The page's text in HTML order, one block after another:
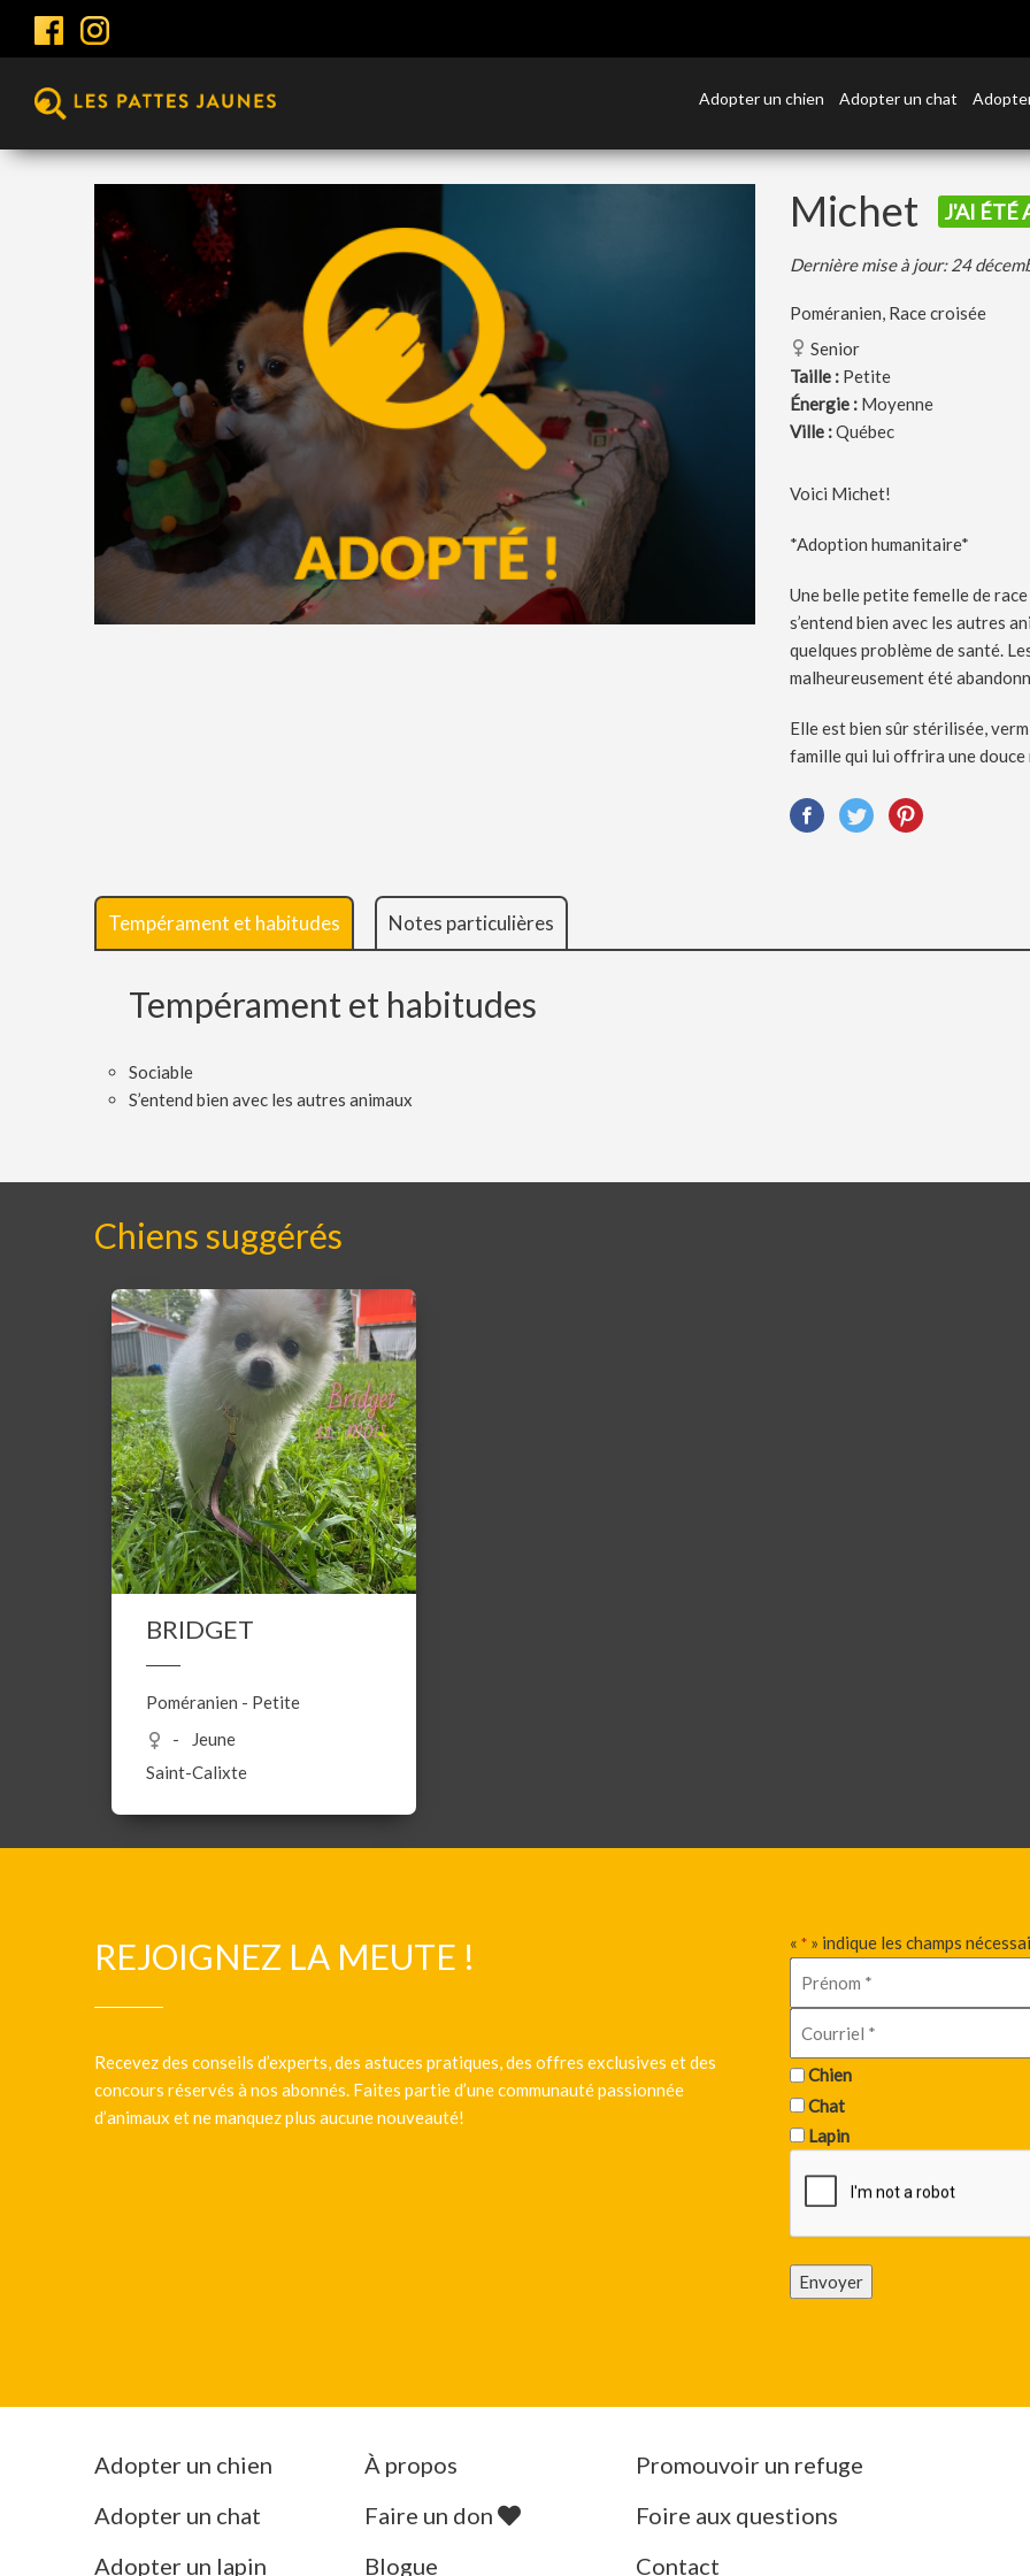
Adopter un chien Adopter un chat
Michet J'AI ÉTÉ
Dernière mise à jour: 24
Poméranien, Race croisée
Senior
Taille : Petite
Énergie : Moyenne
Ville :Québec
Voici Michet!
*Adoption humanitaire*
Une belle petite femelle de
s’entend bien avec les autres
quelques problème de santé.
malheureusement été
Elle est bien sûr stérilisée,
famille qui lui offrira une
Tempérament et habitudes Notes particulières
Tempérament et habitudes
Sociable
S’entend bien avec les autres animaux
Chiens suggérés
BRIDGET
Poméranien - Petite
Jeune
Saint-Calixte
REJOIGNEZ LA MEUTE !
Recevez des conseils d’experts, des astuces pratiques, des offres exclusives et des
concours réservés à nos abonnés. Faites partie d’une communauté passionnée
d’animaux et ne manquez plus aucune nouveauté!
« * » indique les champs
Chien
Chat
Lapin
Envoyer
Adopter un chien
Adopter un chat
Adopter un lapin
À propos
Faire un don
Blogue
Promouvoir un refuge
Foire aux questions
Contact